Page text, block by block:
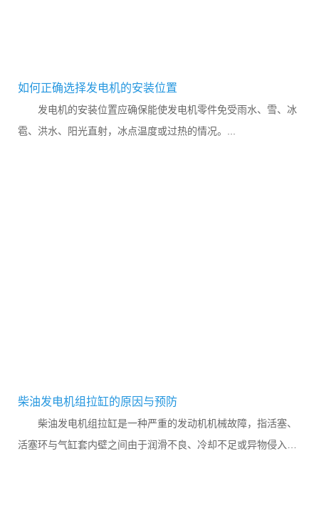
如何正确选择发电机的安装位置
发电机的安装位置应确保能使发电机零件免受雨水、雪、冰
雹、洪水、阳光直射，冰点温度或过热的情况。...
柴油发电机组拉缸的原因与预防
柴油发电机组拉缸是一种严重的发动机机械故障，指活塞、
活塞环与气缸套内壁之间由于润滑不良、冷却不足或异物侵入，